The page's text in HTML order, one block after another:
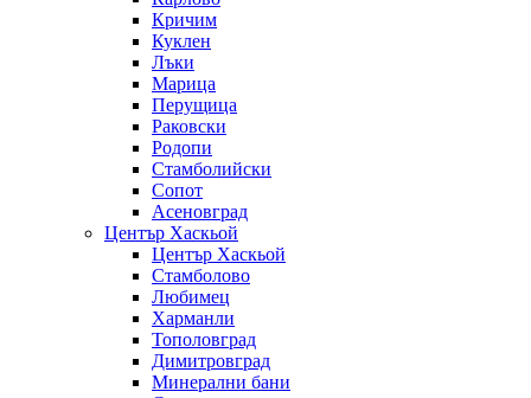
Кричим
Куклен
Лъки
Марица
Перущица
Раковски
Родопи
Стамболийски
Сопот
Асеновград
Център Хаскьой
Център Хаскьой
Стамболово
Любимец
Харманли
Тополовград
Димитровград
Минерални бани